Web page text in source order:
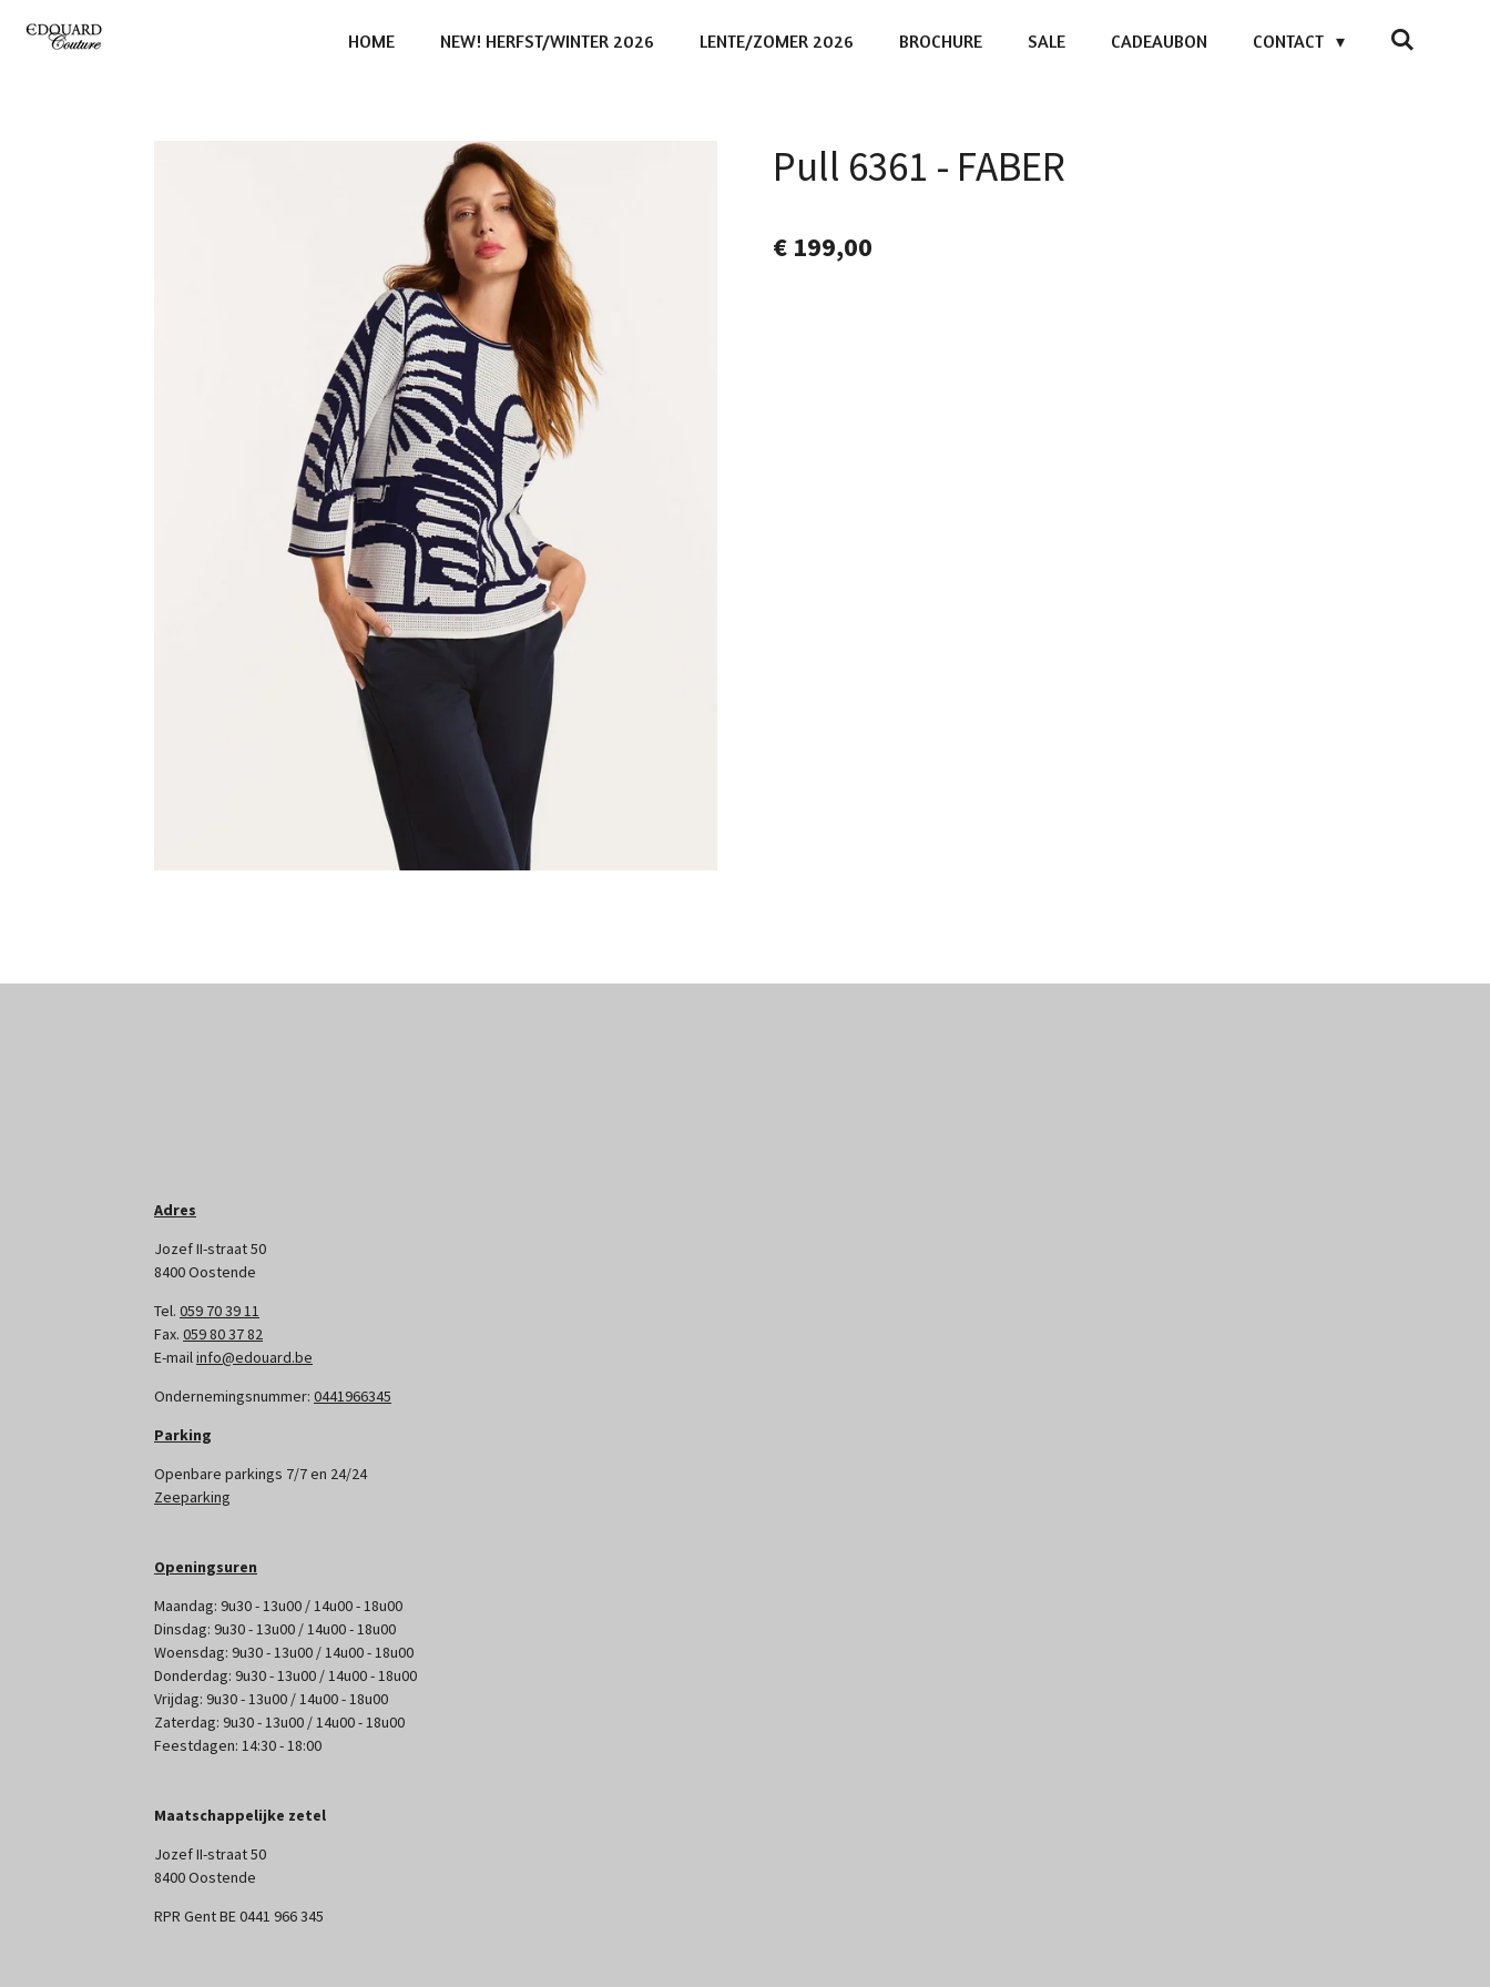
Ga
direct
HOME NEW! HERFST/WINTER 2026 LENTE/ZOMER 2026 BROCHURE SALE CADEAUBON CONTACT
Pull 6361 - FABER
€ 199,00
Adres
Jozef II-straat 50
8400 Oostende
Tel. 059 70 39 11
Fax. 059 80 37 82
E-mailinfo@edouard.be
Ondernemingsnummer: 0441966345
Parking
Openbare parkings 7/7 en 24/24
Zeeparking
Openingsuren
Maandag: 9u30 - 13u00 / 14u00 - 18u00
Dinsdag: 9u30 - 13u00 / 14u00 - 18u00
Woensdag: 9u30 - 13u00 / 14u00 - 18u00
Donderdag: 9u30 - 13u00 / 14u00 - 18u00
Vrijdag: 9u30 - 13u00 / 14u00 - 18u00
Zaterdag: 9u30 - 13u00 / 14u00 - 18u00
Feestdagen: 14:30 - 18:00
Maatschappelijke zetel
Jozef II-straat 50
8400 Oostende
RPR Gent BE 0441 966 345